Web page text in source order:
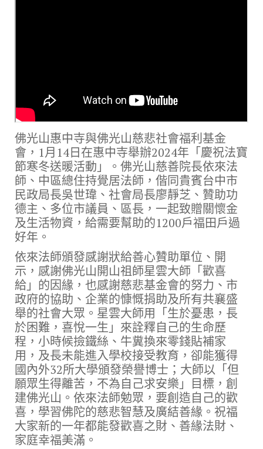
佛光山惠中寺與佛光山慈悲社會福利基金
會，1月14日在惠中寺舉辦2024年「慶祝法寶
節寒冬送暖活動」。佛光山慈善院長依來法
師、中區總住持覺居法師，偕同貴賓台中市
民政局長吳世瑋、社會局長廖靜芝、贊助功
德主、多位市議員、區長，一起致贈關懷金
及生活物資，給需要幫助的1200戶福田戶過
好年。
依來法師頒發感謝狀給善心贊助單位、開
示，感謝佛光山開山祖師星雲大師「歡喜
給」的因緣，也感謝慈悲基金會的努力、市
政府的協助、企業的慷慨捐助及所有共襄盛
舉的社會大眾。星雲大師用「生於憂患，長
於困難，喜悅一生」來詮釋自己的生命歷
程，小時候撿鐵絲、牛糞換來零錢貼補家
用，及長未能進入學校接受教育，卻能獲得
國內外32所大學頒發榮譽博士；大師以「但
願眾生得離苦，不為自己求安樂」目標，創
建佛光山。依來法師勉眾，要創造自己的歡
喜，學習佛陀的慈悲智慧及廣結善緣。祝福
大家新的一年都能發歡喜之財、善緣法財、
家庭幸福美滿。